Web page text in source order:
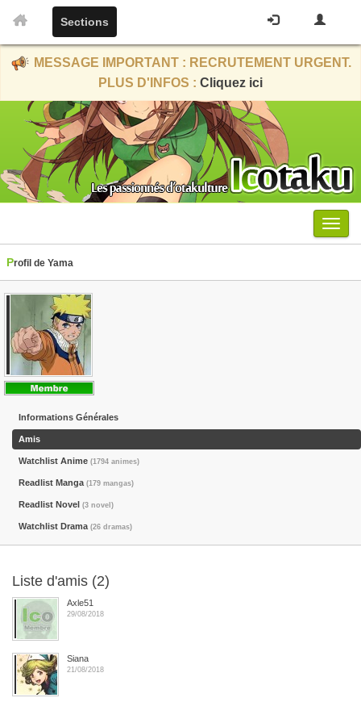
Sections
MESSAGE IMPORTANT : RECRUTEMENT URGENT.
PLUS D'INFOS : Cliquez ici
Menu
Profil de Yama
Informations Générales
Amis
Watchlist Anime (1794 animes)
Readlist Manga (179 mangas)
Readlist Novel (3 novel)
Watchlist Drama (26 dramas)
Liste d'amis (2)
Axle51
29/08/2018
Siana
21/08/2018